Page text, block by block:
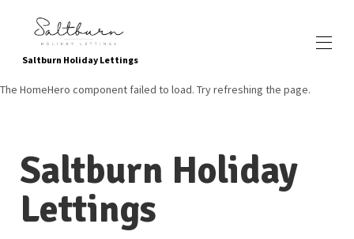
Saltburn Holiday Lettings
Ubicación
Servicios y atracciones locales
Yendo verde
Sobre nosotros
The HomeHero component failed to load. Try refreshing the page.
Saltburn Holiday
Lettings